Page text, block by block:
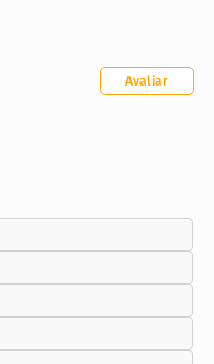
Avaliar